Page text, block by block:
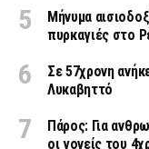
Μήνυμα
πυρκαγιές στο
Σε 57χρονη
Λυκαβηττό
Πάρος: Για
οι γονείς του